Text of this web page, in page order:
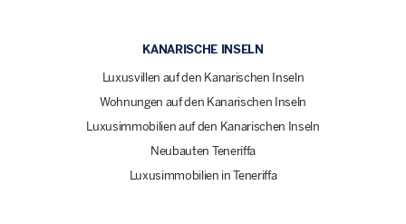
KANARISCHE INSELN
Luxusvillen auf den Kanarischen Inseln
Wohnungen auf den Kanarischen Inseln
Luxusimmobilien auf den Kanarischen Inseln
Neubauten Teneriffa
Luxusimmobilien in Teneriffa